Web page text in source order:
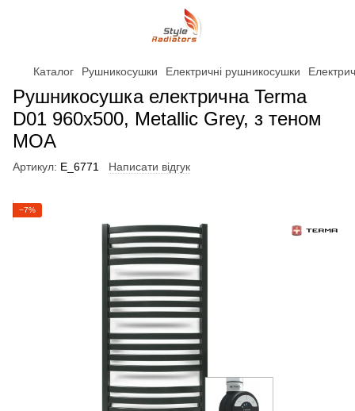
Каталог Рушникосушки Електричні рушникосушки
Рушникосушка електрична Terma
D01 960x500, Metallic Grey, з теном
MOA
Артикул: Е_6771 Написати відгук
−7%